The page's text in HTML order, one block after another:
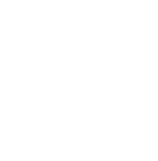
都品川区東五反田5-24-7-8F